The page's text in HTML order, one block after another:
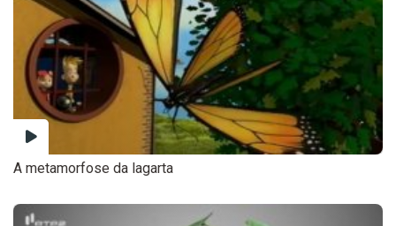
A metamorfose da lagarta